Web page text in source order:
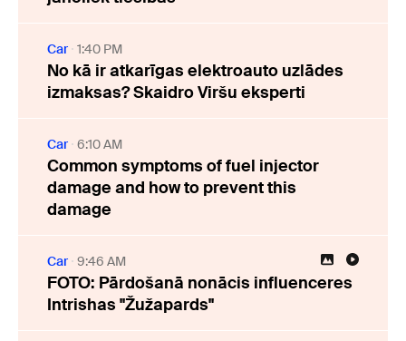
Car 1:40 PM
No kā ir atkarīgas elektroauto uzlādes
izmaksas? Skaidro Viršu eksperti
Car 6:10 AM
Common symptoms of fuel injector
damage and how to prevent this
damage
Car 9:46 AM
FOTO: Pārdošanā nonācis influenceres
Intrishas "Žužapards"